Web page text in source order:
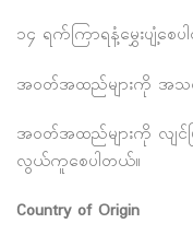
၁၄ ရက်ကြာရနံ့မွှေးပျံ့စေ
အဝတ်အထည်များကို အ
အဝတ်အထည်များကို လျင်မ
လွယ်ကူစေပါတယ်။
Country of Origin